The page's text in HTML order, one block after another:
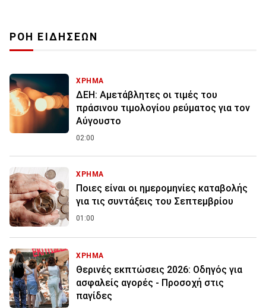
ΡΟΗ ΕΙΔΗΣΕΩΝ
ΧΡΗΜΑ
ΔΕΗ: Αμετάβλητες οι τιμές του
πράσινου τιμολογίου ρεύματος για τον
Αύγουστο
02:00
ΧΡΗΜΑ
Ποιες είναι οι ημερομηνίες καταβολής
για τις συντάξεις του Σεπτεμβρίου
01:00
ΧΡΗΜΑ
Θερινές εκπτώσεις 2026: Οδηγός για
ασφαλείς αγορές - Προσοχή στις
παγίδες